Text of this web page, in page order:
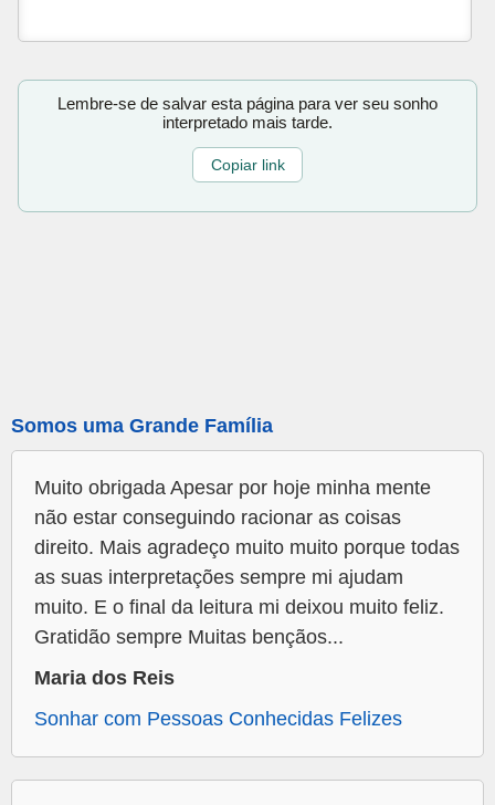
Lembre-se de salvar esta página para ver seu sonho
interpretado mais tarde.
Copiar link
Somos uma Grande Família
Muito obrigada Apesar por hoje minha mente
não estar conseguindo racionar as coisas
direito. Mais agradeço muito muito porque todas
as suas interpretações sempre mi ajudam
muito. E o final da leitura mi deixou muito feliz.
Gratidão sempre Muitas bençãos...
Maria dos Reis
Sonhar com Pessoas Conhecidas Felizes